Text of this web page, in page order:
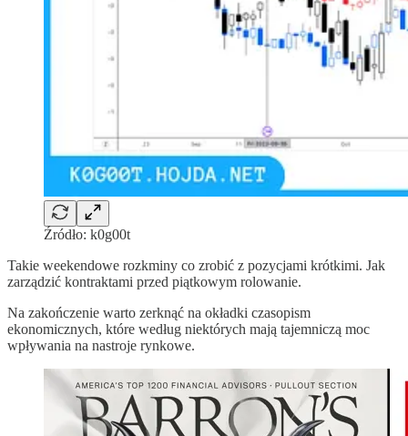
Źródło: k0g00t
Takie weekendowe rozkminy co zrobić z pozycjami krótkimi. Jak
zarządzić kontraktami przed piątkowym rolowanie.
Na zakończenie warto zerknąć na okładki czasopism
ekonomicznych, które według niektórych mają tajemniczą moc
wpływania na nastroje rynkowe.